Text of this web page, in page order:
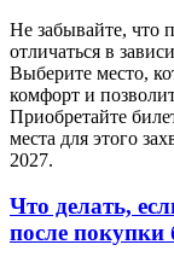
Не забывайте, что
отличаться в
Выберите место,
комфорт и
Приобретайте
места для этого
2027.
Что делать,
после покупки